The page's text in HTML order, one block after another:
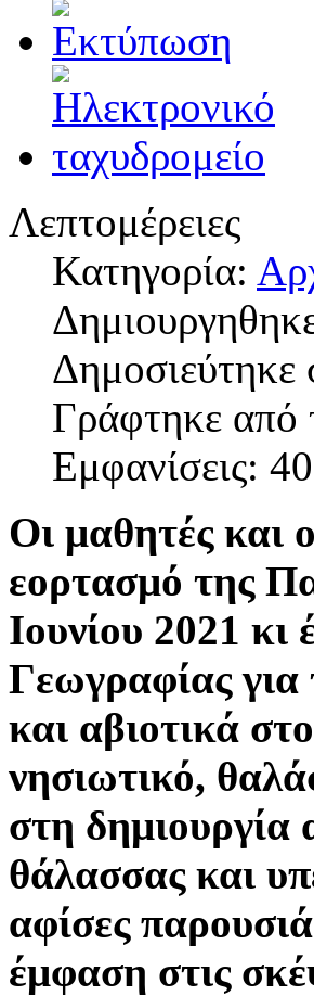
Λεπτομέρειες
Κατηγορία:
Δημοσιεύτηκε
Γράφτηκε από
Εμφανίσεις:
Οι μαθητές και
εορτασμό της
Ιουνίου 2021 κι
Γεωγραφίας για
και αβιοτικά
νησιωτικό,
στη δημιουργία
θάλασσας και
αφίσες
έμφαση στις